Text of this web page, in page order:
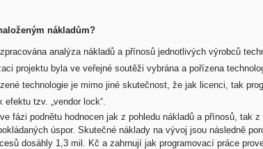
nákladům?
analýza nákladů a přínosů jednotlivých výrobců
projektu byla ve veřejné soutěži vybrána a pořízena
technologie je mimo jiné skutečnost, že jak licenci, tak
tzv. „vendor lock“.
fázi podnětu hodnocen jak z pohledu nákladů a přínosů, tak
úspor. Skutečné náklady na vývoj jsou následně
dosáhly 1,3 mil. Kč a zahrnují jak programovací práce